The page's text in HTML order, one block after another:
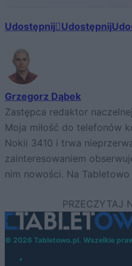
Udostępnij Udostępnij
Grzegorz Dąbek
Zastępca redaktor
Moja miłość do telefonów
Nokii 3410 i trwa
zainteresowaniem
nim nowości. Na
© 2026 Tabletowo.pl. Wszelkie